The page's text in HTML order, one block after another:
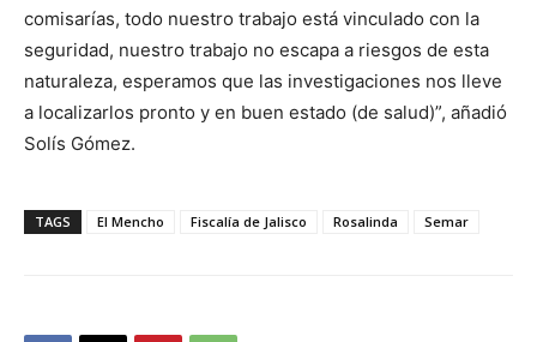
comisarías, todo nuestro trabajo está vinculado con la
seguridad, nuestro trabajo no escapa a riesgos de esta
naturaleza, esperamos que las investigaciones nos lleve
a localizarlos pronto y en buen estado (de salud)”, añadió
Solís Gómez.
TAGS El Mencho Fiscalía de Jalisco Rosalinda Semar